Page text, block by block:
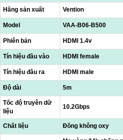
Hãng sản xuất Vention
Model VAA-B06-B500
Phiên bản HDMI 1.4v
Tín hiệu đầu vào HDMI female
Tín hiệu đầu ra HDMI male
Độ dài 5m
Tốc độ truyên dữ
liệu
10.2Gbps
Chất liệu Đồng không oxy